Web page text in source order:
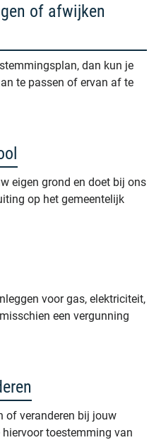
of afwijken
dan kun je
te passen of ervan af te
eigen grond en doet bij ons
op het gemeentelijk
voor gas, elektriciteit,
een vergunning
of veranderen bij jouw
toestemming van